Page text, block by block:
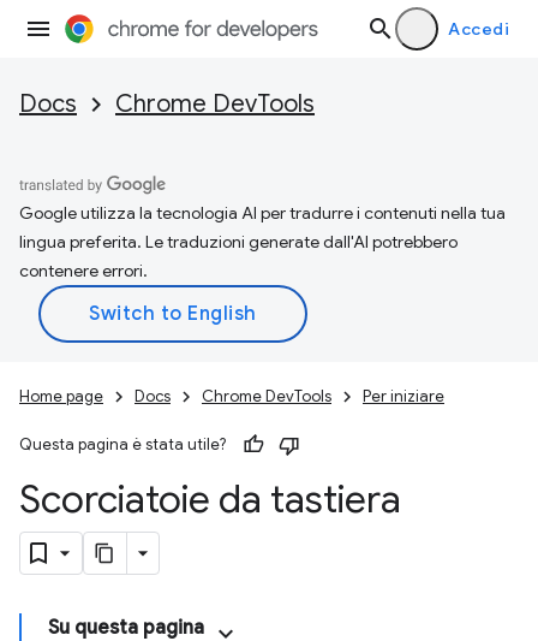
Accedi
Docs Chrome DevTools
Google utilizza la tecnologia AI per tradurre i contenuti nella tua
lingua preferita. Le traduzioni generate dall'AI potrebbero
contenere errori.
Home page Docs Chrome DevTools Per iniziare
Questa pagina è stata utile?
Scorciatoie da tastiera
Su questa pagina